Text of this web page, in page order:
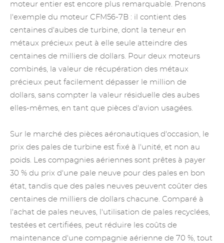
moteur entier est encore plus remarquable. Prenons
l'exemple du moteur CFM56-7B : il contient des
centaines d'aubes de turbine, dont la teneur en
métaux précieux peut à elle seule atteindre des
centaines de milliers de dollars. Pour deux moteurs
combinés, la valeur de récupération des métaux
précieux peut facilement dépasser le million de
dollars, sans compter la valeur résiduelle des aubes
elles-mêmes, en tant que pièces d'avion usagées.
Sur le marché des pièces aéronautiques d'occasion, le
prix des pales de turbine est fixé à l'unité, et non au
poids. Les compagnies aériennes sont prêtes à payer
30 % du prix d'une pale neuve pour des pales en bon
état, tandis que des pales neuves peuvent coûter des
centaines de milliers de dollars chacune. Comparé à
l'achat de pales neuves, l'utilisation de pales recyclées,
testées et certifiées, peut réduire les coûts de
maintenance d'une compagnie aérienne de 70 %, tout